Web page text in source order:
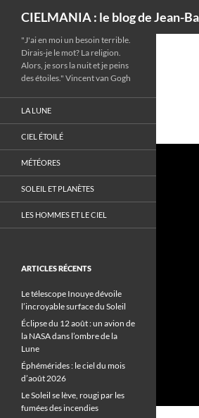
CIELMANIA : le blog de Jean-
"J'ai en moi un besoin terrible.
Dirais-je le mot? La religion.
Alors, je sors la nuit et je peins
des étoiles." Vincent van Gogh
LA LUNE
CIEL ÉTOILÉ
MÉTÉORES
SOLEIL ET PLANÈTES
LES HOMMES ET LE CIEL
ARTICLES RÉCENTS
Le télescope Inouye dévoile
l’incroyable surface du Soleil
Éclipse du 12 août : un avion de
la NASA dans l’ombre de la
Lune
Éphémérides : le ciel du mois
d’août 2026
Le Soleil se lève, rougi par les
fumées des incendies